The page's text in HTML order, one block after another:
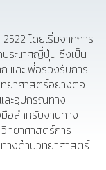
โดยเริ่มจากการ
ระเทศญี่ปุ่น ซึ่งเป็น
และเพื่อรองรับการ
ยาศาสตร์อย่างต่อ
ละอุปกรณ์ทาง
อสำหรับงานทาง
ทยาศาสตร์การ
างด้านวิทยาศาสตร์